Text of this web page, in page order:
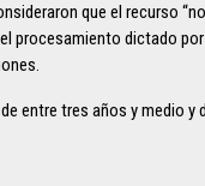
que el recurso
procesamiento dictado
entre tres años y medio y